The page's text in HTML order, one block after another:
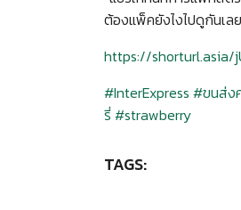
Search
for:
ต้องแพ็คยังไงไปดูกันเล
https://shorturl.asia/
#InterExpress #ขนส่ง
รี่ #strawberry
TAGS: